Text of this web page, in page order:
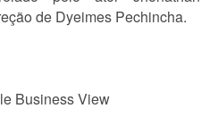
de Dyeimes Pechincha.
Business View